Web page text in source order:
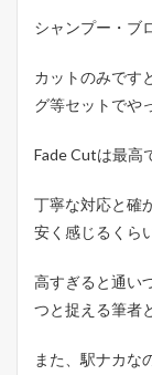
シャンプー・ブ
カットのみです
グ等セットでや
Fade Cutは最高
丁寧な対応と確
安く感じるくら
高すぎると通い
つと捉える筆者
また、駅ナカな